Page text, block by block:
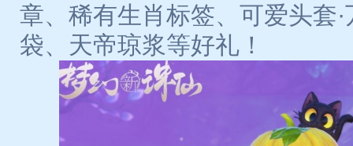
章、稀有生肖标签、可爱头套
袋、天帝琼浆等好礼！